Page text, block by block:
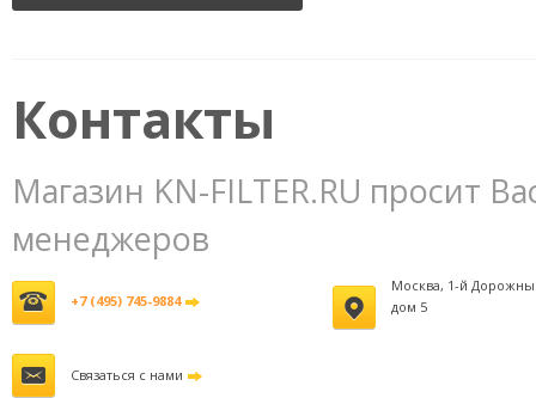
Контакты
Магазин KN-FILTER.RU просит
менеджеров
+7 (495) 745-9884
Москва, 1-й
дом 5
Связаться с нами